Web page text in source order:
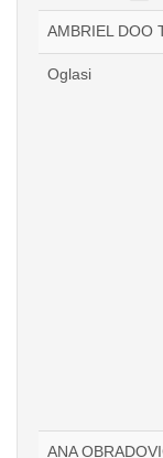
AMBRIEL DOO
Oglasi
ANA